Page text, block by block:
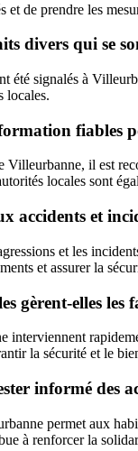
de prendre les
divers qui se
été signalés à
locales.
fiables
Villeurbanne, il est
locales sont
accidents et
et les
et assurer la
gèrent-elles
interviennent
la sécurité et le
informé des
permet aux
à renforcer la